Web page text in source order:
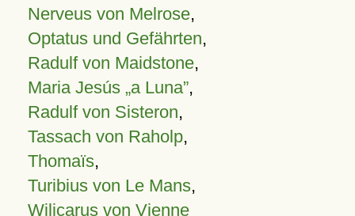
Nerveus von Melrose,
Optatus und Gefährten,
Radulf von Maidstone,
Maria Jesús „a Luna”,
Radulf von Sisteron,
Tassach von Raholp,
Thomaïs,
Turibius von Le Mans,
Wilicarus von Vienne